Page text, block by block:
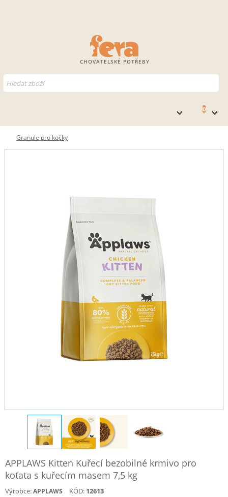
CHOVATELSKÉ POTŘEBY
0
Granule pro kočky
APPLAWS Kitten Kuřecí bezobilné krmivo pro
koťata s kuřecím masem 7,5 kg
Výrobce:APPLAWS KÓD: 12613